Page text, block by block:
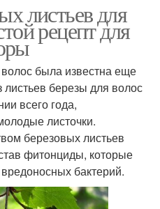
Ампульные средства
Шампуни для роста
листьев для
рецепт для
была известна еще
листьев березы для волос
всего года,
листочки.
березовых листьев
фитонциды, которые
бактерий.